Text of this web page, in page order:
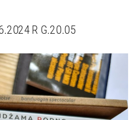
R G.20.05